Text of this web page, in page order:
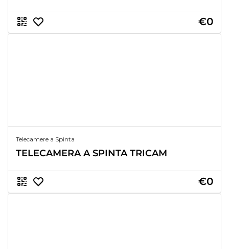
€0
Telecamere a Spinta
TELECAMERA A SPINTA TRICAM
€0